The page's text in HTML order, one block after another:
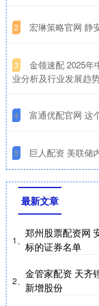
2 宏琳策略官网 静
3
金领速配 2025年
业分析及行业发展趋
4 富通优配官网 这
5 巨人配资 美联储
最新文章
1、
郑州股票配资网
标的证券名单
2、
金管家配资 天齐
新增股份